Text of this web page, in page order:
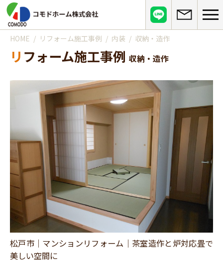
コモドホームについて
コモドホームの特長
リピート率70%超の理由
挑戦！地域No.1
お客様の声
工事日記
実績マンションリスト
お役立ち情報
リフォームに役立つ情報
はじめてのリフォーム
リフォームに必要な知識
リフォームにかかる費用
リフォームの流れ
よくある質問
メディア紹介
介護保険適用の住宅改修について
インフォメーション
会社概要
政府や行政への登録情報
店舗情報
スタッフ紹介
職人募集
お問い合わせ
HOME リフォーム施工事例 内装 収納・造作
リフォーム施工事例 収納・造作
松戸市｜マンションリフォーム｜茶室造作と炉対応畳で
美しい空間に